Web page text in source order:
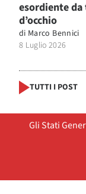
esordiente da
d’occhio
di Marco Bennici
8 Luglio 2026
TUTTI I POST
Gli Stati